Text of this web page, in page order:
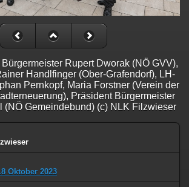
Rupert Dworak (NÖ GVV),
Handlfinger (Ober-Grafendorf), LH-
Pernkopf, Maria Forstner (Verein der
Präsident Bürgermeister
(NÖ Gemeindebund) (c) NLK Filzwieser
Oktober 2023